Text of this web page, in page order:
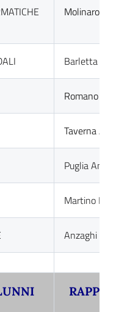
Molinaro
Barletta
Romano
Taverna
Puglia
Martino
Anzaghi